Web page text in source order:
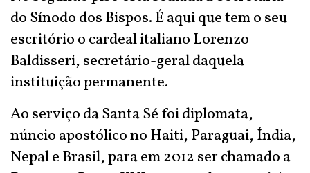
do Sínodo dos Bispos. É aqui que tem o seu
escritório o cardeal italiano Lorenzo
Baldisseri, secretário-geral daquela
instituição permanente.
Ao serviço da Santa Sé foi diplomata,
núncio apostólico no Haiti, Paraguai, Índia,
Nepal e Brasil, para em 2012 ser chamado a